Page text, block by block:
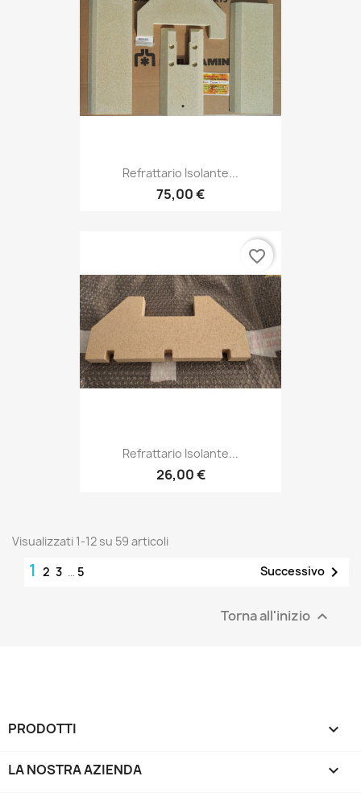
Refrattario Isolante...
75,00 €
Refrattario Isolante...
26,00 €
favorite_border
Visualizzati 1-12 su 59 articoli
1 2 3 … 5 Successivo 
Torna all'inizio 
PRODOTTI 
LA NOSTRA AZIENDA 